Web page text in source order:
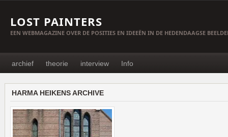
LOST PAINTERS
EEN WEBMAGAZINE OVER DE POSITIES EN IDEEËN IN DE HEDENDAAGSE
archief theorie interview Info
HARMA HEIKENS ARCHIVE